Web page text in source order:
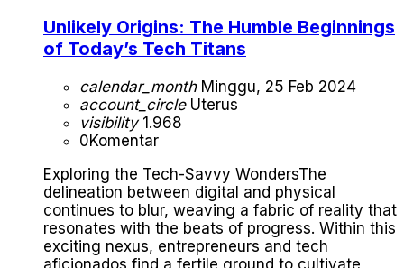
Unlikely Origins: The Humble Beginnings
of Today’s Tech Titans
calendar_monthMinggu, 25 Feb 2024
account_circleUterus
visibility1.968
0Komentar
Exploring the Tech-Savvy WondersThe
delineation between digital and physical
continues to blur, weaving a fabric of reality that
resonates with the beats of progress. Within this
exciting nexus, entrepreneurs and tech
aficionados find a fertile ground to cultivate,